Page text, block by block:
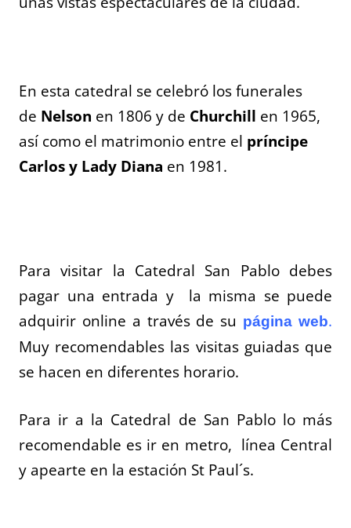
En esta catedral se celebró los funerales
de Nelson en 1806 y de Churchill en 1965,
así como el matrimonio entre el príncipe
Carlos y Lady Diana en 1981.
Para visitar la Catedral San Pablo debes
pagar una entrada y la misma se puede
adquirir online a través de su página web.
Muy recomendables las visitas guiadas que
se hacen en diferentes horario.
Para ir a la Catedral de San Pablo lo más
recomendable es ir en metro, línea Central
y apearte en la estación St Paul´s.